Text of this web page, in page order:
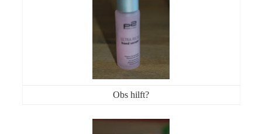
Obs hilft?